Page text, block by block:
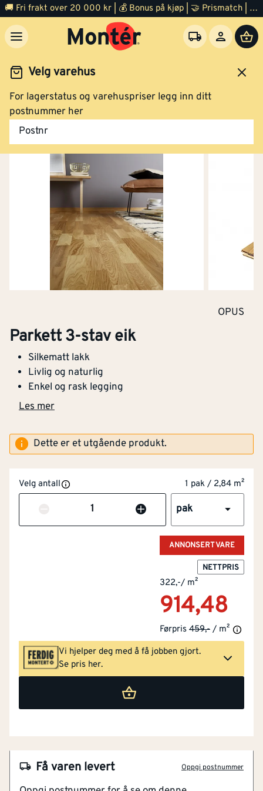
🚚 Fri frakt over 20 000 kr | 💰 Bonus på kjøp | 🤝 Prismatch | ⭐ 100% fornøyd garanti | 🏪 140 byggevarehus
Velg varehus
For lagerstatus og varehuspriser legg inn ditt
postnummer her
Postnr
Gulv Parkett
OPUS
Parkett 3-stav eik
Silkematt lakk
Livlig og naturlig
Enkel og rask legging
Les mer
Dette er et utgående produkt.
Velg antall 1 pak / 2,84 m²
Antall pak
ANNONSERT VARE
NETTPRIS
322,-/ m²
914,48
Førpris 459,- / m²
Vi hjelper deg med å få jobben gjort.
Se pris her.
Gjelder for prosjekt med gulvflate på 15-60
kr per
+kr1 047,96
Fjerning av eksisterende gulv og lister.
Profesjonell befaring sikrer riktige mål,
produktvalg, og fast pris på eventuelle
tilleggskostnader.
+kr 949,-
Få varen levert Oppgi postnummer
Silkematt lakk